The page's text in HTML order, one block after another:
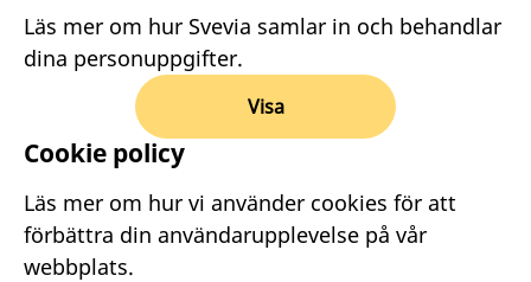
Läs mer om hur Svevia samlar in och behandlar
dina personuppgifter.
Visa
Cookie policy
Läs mer om hur vi använder cookies för att
förbättra din användarupplevelse på vår
webbplats.